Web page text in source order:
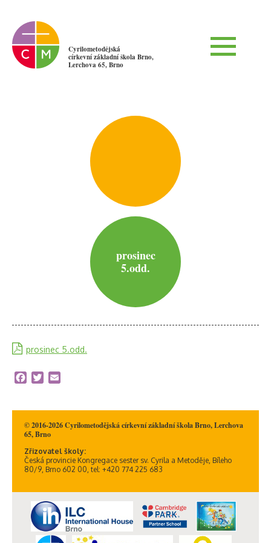
Cyrilometodějská
církevní základní škola Brno,
Lerchova 65, Brno
prosinec
5.odd.
prosinec 5.odd.
Facebook
Twitter
© 2016-2026 Cyrilometodějská církevní základní škola Brno, Lerchova
65, Brno
Zřizovatel školy:
Česká provincie Kongregace sester sv. Cyrila a Metoděje, Bíleho
80/9, Brno 602 00, tel: +420 774 225 683